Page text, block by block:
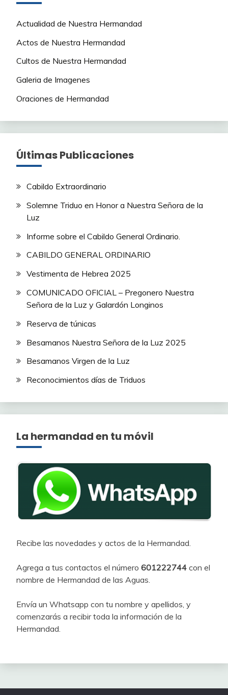
Actualidad de Nuestra Hermandad
Actos de Nuestra Hermandad
Cultos de Nuestra Hermandad
Galeria de Imagenes
Oraciones de Hermandad
Últimas Publicaciones
Cabildo Extraordinario
Solemne Triduo en Honor a Nuestra Señora de la
Luz
Informe sobre el Cabildo General Ordinario.
CABILDO GENERAL ORDINARIO
Vestimenta de Hebrea 2025
COMUNICADO OFICIAL – Pregonero Nuestra
Señora de la Luz y Galardón Longinos
Reserva de túnicas
Besamanos Nuestra Señora de la Luz 2025
Besamanos Virgen de la Luz
Reconocimientos días de Triduos
La hermandad en tu móvil
Recibe las novedades y actos de la Hermandad.
Agrega a tus contactos el número 601222744 con el
nombre de Hermandad de las Aguas.
Envía un Whatsapp con tu nombre y apellidos, y
comenzarás a recibir toda la información de la
Hermandad.